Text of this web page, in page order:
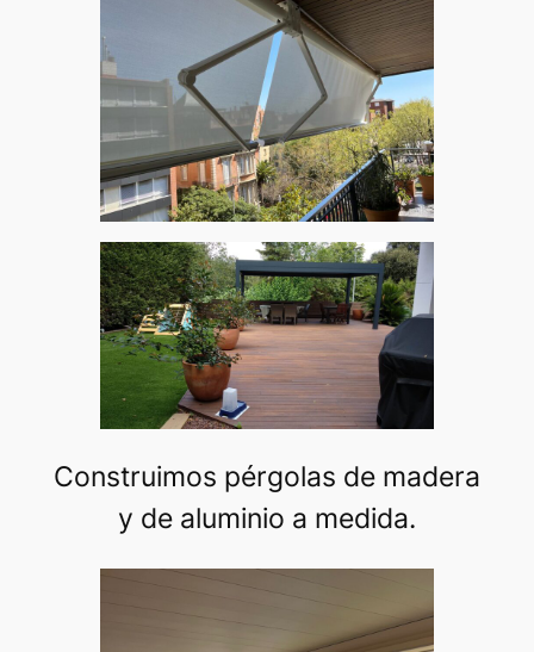
Construimos pérgolas de madera
y de aluminio a medida.